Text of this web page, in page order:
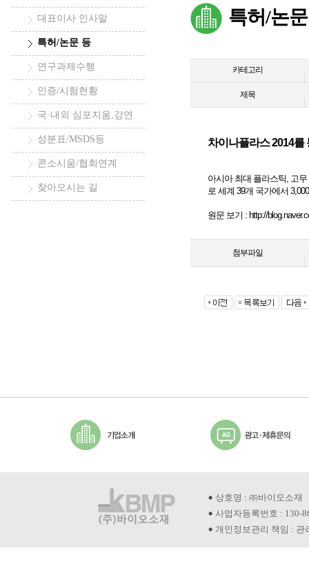
대표이사 인사말
특허/논문 등
연구과제수행
인증/시험현황
국·내외 심포지움,강연
성분표/MSDS등
콘소시움/협회연계
찾아오시는 길
특허/논
카테고리
제목
차이나플라스 2014를
아시아 최대 플라스틱, 고
로 세계 39개 국가에서
원문 보기 : http://
첨부파일
상호명 : ㈜바이오소재
사업자등록번호 : 130-
개인정보관리 책임 : 관